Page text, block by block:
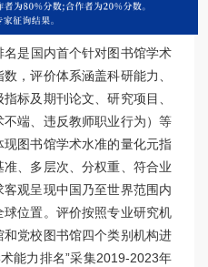
是国内首个针对图书馆学术
，评价体系涵盖科研能力、
标及期刊论文、研究项目、
端、违反教师职业行为）等
图书馆学术水准的量化元指
、多层次、分权重、符合业
观呈现中国乃至世界范围内
位置。评价按照专业研究机
党校图书馆四个类别机构进
能力排名”采集2019-2023年